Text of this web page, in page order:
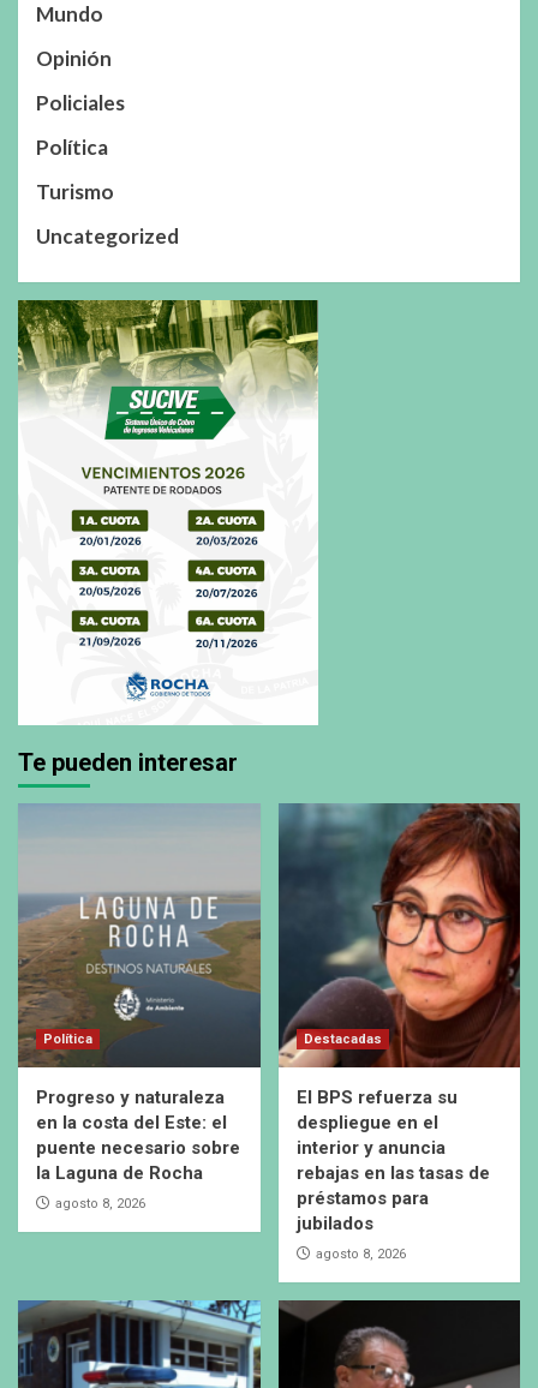
Mundo
Opinión
Policiales
Política
Turismo
Uncategorized
Te pueden interesar
Política
Progreso y naturaleza
en la costa del Este: el
puente necesario sobre
la Laguna de Rocha
agosto 8, 2026
Destacadas
El BPS refuerza su
despliegue en el
interior y anuncia
rebajas en las tasas de
préstamos para
jubilados
agosto 8, 2026